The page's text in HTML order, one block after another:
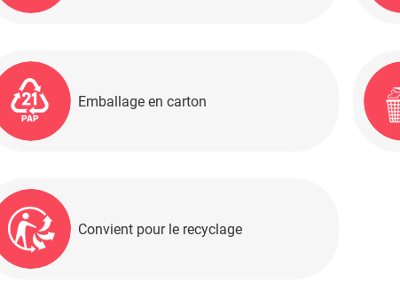
Emballage en carton
Convient pour le recyclage